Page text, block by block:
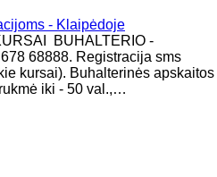
BUHALTERIO -
68888. Registracija sms
kursai). Buhalterinės apskaitos
iki - 50 val.,…